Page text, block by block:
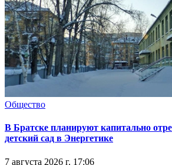
Общество
В Братске планируют капитально
детский сад в Энергетике
7 августа 2026 г. 17:06